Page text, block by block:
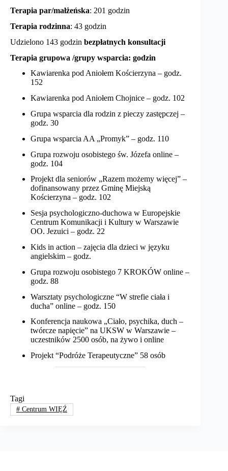
Terapia par/małżeńska: 201 godzin
Terapia rodzinna: 43 godzin
Udzielono 143 godzin bezpłatnych konsultacji
Terapia grupowa /grupy wsparcia: godzin
Kawiarenka pod Aniołem Kościerzyna – godz.
152
Kawiarenka pod Aniołem Chojnice – godz. 102
Grupa wsparcia dla rodzin z pieczy zastępczej –
godz. 30
Grupa wsparcia AA „Promyk” – godz. 110
Grupa rozwoju osobistego św. Józefa online –
godz. 104
Projekt dla seniorów „Razem możemy więcej” –
dofinansowany przez Gminę Miejską
Kościerzyna – godz. 102
Sesja psychologiczno-duchowa w Europejskie
Centrum Komunikacji i Kultury w Warszawie
OO. Jezuici – godz. 22
Kids in action – zajęcia dla dzieci w języku
angielskim – godz.
Grupa rozwoju osobistego 7 KROKÓW online –
godz. 88
Warsztaty psychologiczne “W strefie ciała i
ducha” online – godz. 150
Konferencja naukowa „Ciało, psychika, duch –
twórcze napięcie” na UKSW w Warszawie –
uczestników 2500 osób, na żywo i online
Projekt “Podróże Terapeutyczne” 58 osób
Tagi
#Centrum WIĘŹ